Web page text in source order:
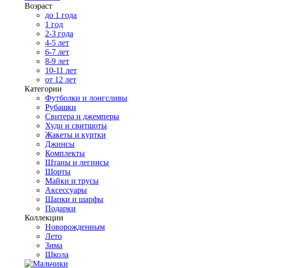
Возраст
до 1 года
1 год
2-3 года
4-5 лет
6-7 лет
8-9 лет
10-11 лет
от 12 лет
Категории
Футболки и лонгсливы
Рубашки
Свитера и джемперы
Худи и свитшоты
Жакеты и куртки
Джинсы
Комплекты
Штаны и легинсы
Шорты
Майки и трусы
Аксессуары
Шапки и шарфы
Подарки
Коллекции
Новорожденным
Лето
Зима
Школа